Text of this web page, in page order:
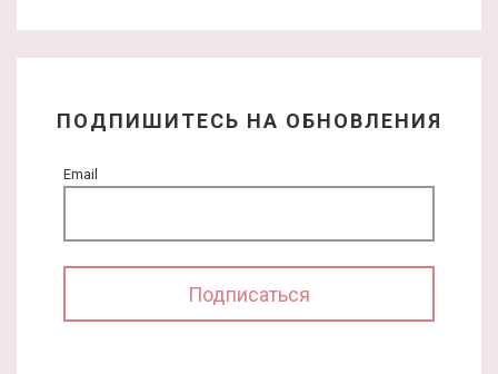
ПОДПИШИТЕСЬ НА ОБНОВЛЕНИЯ
Email